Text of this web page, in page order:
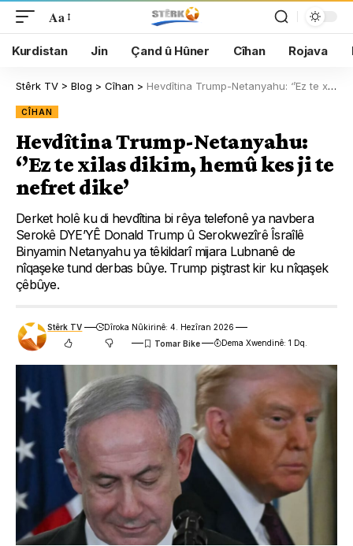
Aa
Kurdistan Jin Çand û Hûner Cîhan Rojava
Stêrk TV > Blog > Cîhan > Hevdîtina Trump-Netanyahu: ‘’Ez te xilas dikim, hemû kes ji te nefret dike’
CÎHAN
Hevdîtina Trump-Netanyahu:
‘’Ez te xilas dikim, hemû kes ji te
nefret dike’
Derket holê ku di hevdîtina bi rêya telefonê ya navbera
Serokê DYE’YÊ Donald Trump û Serokwezîrê Îsraîlê
Binyamin Netanyahu ya têkildarî mijara Lubnanê de
nîqaşeke tund derbas bûye. Trump piştrast kir ku nîqaşek
çêbûye.
Stêrk TV
Dîroka Nûkirinê: 4. Hezîran 2026
Dema Xwendinê: 1 Dq.